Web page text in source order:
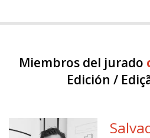
Miembros del jurado
Edición /